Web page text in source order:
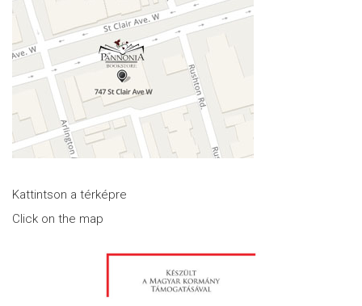
Kattintson a térképre
Click on the map